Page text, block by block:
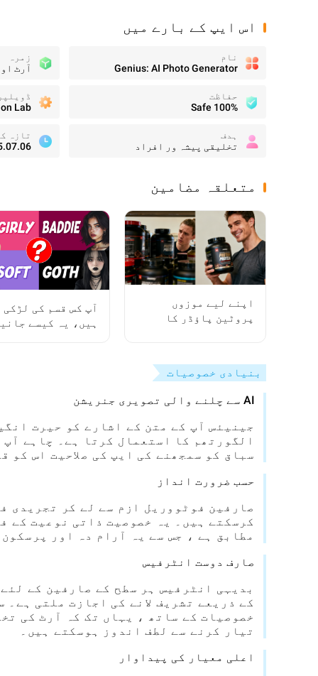
اس ایپ کے بارے میں
نام
Genius: AI Photo Generator
زمرہ
آرٹ
حفاظت
100% Safe
Lab
ہدف
تخلیقی پیشہ ور افراد
تازہ
متعلقہ مضامین
اپنے لیے موزوں
پروٹین پاؤڈر کا
مکمل گائیڈ
آپ کس قسم کی لڑکی
ہیں، یہ کیسے
بنیادی خصوصیات
AI سے چلنے والی تصویری جنریشن
جینیئس آپ کے متن کے اشارے کو حیرت
الگورتھم کا استعمال کرتا ہے۔ چاہے
سباق کو سمجھنے کی ایپ کی صلاحیت اس
حسب ضرورت انداز
صارفین فوٹووریل ازم سے لے کر تجریدی
کرسکتے ہیں۔ یہ خصوصیت ذاتی نوعیت کے
مطابق ہے ، جس سے یہ آرام دہ اور
صارف دوست انٹرفیس
بدیہی انٹرفیس ہر سطح کے صارفین کے
کے ذریعے تشریف لانے کی اجازت ملتی
خصوصیات کے ساتھ ، یہاں تک کہ آرٹ کی
تیار کرنے سے لطف اندوز ہوسکتے ہیں۔
اعلی معیار کی پیداوار